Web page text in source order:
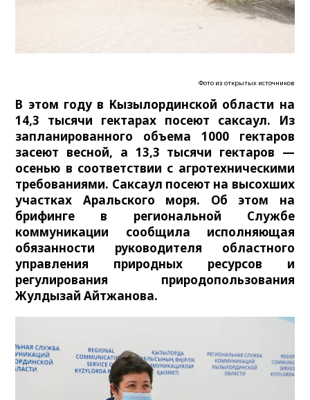
Фото из открытых источников
В этом году в Кызылординской области на
14,3 тысячи гектарах посеют саксаул. Из
запланированного объема 1000 гектаров
засеют весной, а 13,3 тысячи гектаров —
осенью в соответствии с агротехническими
требованиями. Саксаул посеют на высохших
участках Аральского моря. Об этом на
брифинге в региональной Службе
коммуникации сообщила исполняющая
обязанности руководителя областного
управления природных ресурсов и
регулирования природопользования
Жулдызай Айтжанова.